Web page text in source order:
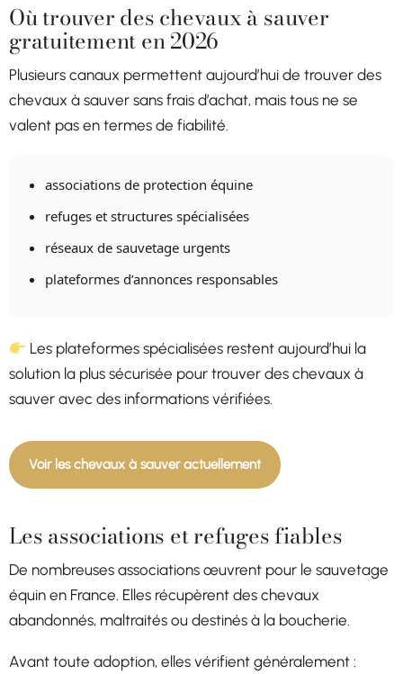
Où trouver des chevaux à sauver
gratuitement en 2026
Plusieurs canaux permettent aujourd’hui de trouver des
chevaux à sauver sans frais d’achat, mais tous ne se
valent pas en termes de fiabilité.
associations de protection équine
refuges et structures spécialisées
réseaux de sauvetage urgents
plateformes d’annonces responsables
Les plateformes spécialisées restent aujourd’hui la
solution la plus sécurisée pour trouver des chevaux à
sauver avec des informations vérifiées.
Voir les chevaux à sauver actuellement
Les associations et refuges fiables
De nombreuses associations œuvrent pour le sauvetage
équin en France. Elles récupèrent des chevaux
abandonnés, maltraités ou destinés à la boucherie.
Avant toute adoption, elles vérifient généralement :